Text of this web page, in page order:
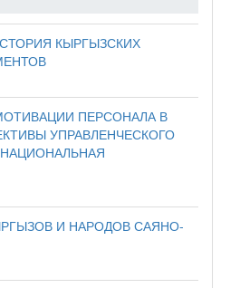
КЫРГЫЗСКИХ
ПЕРСОНАЛА В
УПРАВЛЕНЧЕСКОГО
И НАРОДОВ САЯНО-